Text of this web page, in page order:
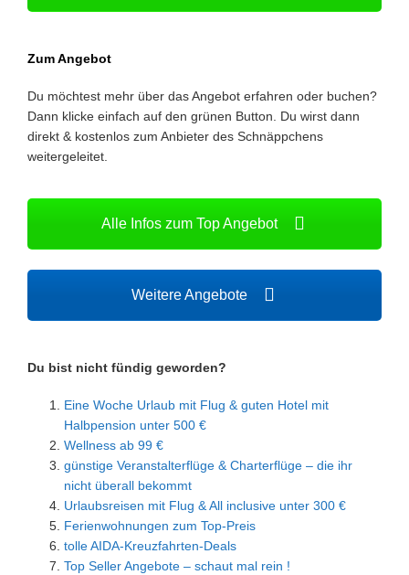
Zum Angebot
Du möchtest mehr über das Angebot erfahren oder buchen?
Dann klicke einfach auf den grünen Button. Du wirst dann
direkt & kostenlos zum Anbieter des Schnäppchens
weitergeleitet.
Alle Infos zum Top Angebot
Weitere Angebote
Du bist nicht fündig geworden?
Eine Woche Urlaub mit Flug & guten Hotel mit
Halbpension unter 500 €
Wellness ab 99 €
günstige Veranstalterflüge & Charterflüge – die ihr
nicht überall bekommt
Urlaubsreisen mit Flug & All inclusive unter 300 €
Ferienwohnungen zum Top-Preis
tolle AIDA-Kreuzfahrten-Deals
Top Seller Angebote – schaut mal rein !